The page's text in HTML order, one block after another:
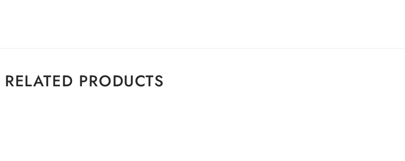
RELATED PRODUCTS